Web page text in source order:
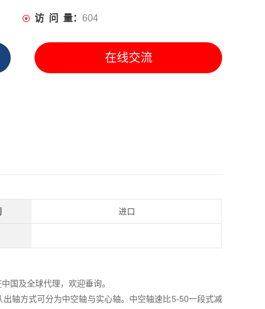
访 问 量： 604
在线交流
进口
国及全球代理，欢迎垂询。
轴方式可分为中空轴与实心轴。中空轴速比5-50一段式减